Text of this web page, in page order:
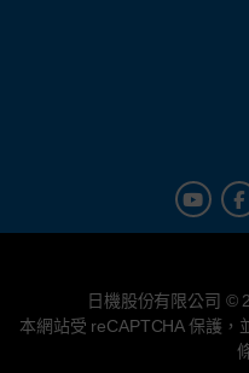
日機股份有限公司 ©
本網站受 reCAPTCHA 保護，